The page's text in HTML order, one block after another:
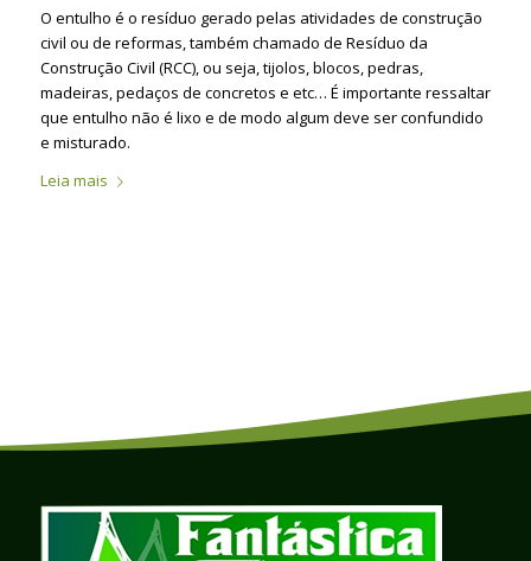
O entulho é o resíduo gerado pelas atividades de construção
civil ou de reformas, também chamado de Resíduo da
Construção Civil (RCC), ou seja, tijolos, blocos, pedras,
madeiras, pedaços de concretos e etc… É importante ressaltar
que entulho não é lixo e de modo algum deve ser confundido
e misturado.
Leia mais